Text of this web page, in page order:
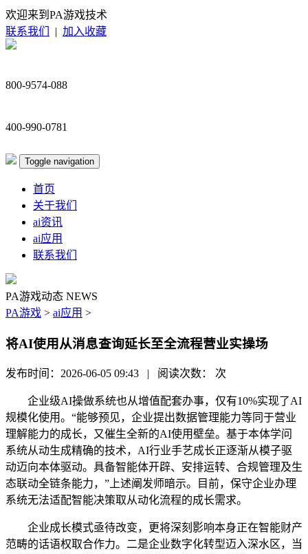
欢迎来到PA游戏技术
联系我们
| 加入收藏
800-9574-088
400-990-0781
Toggle navigation
首页
关于我们
ai资讯
ai应用
联系我们
PA游戏动态 NEWS
PA游戏 > ai应用 >
将AI使用从消息查询延长至全流程营业实操场
发布时间：2026-06-05 09:43 | 阅读次数： 次
企业级AI操做系统也从增值配套办事，仅有10%实现了AI
规模化使用。“能够预见，企业提出数据管理能力等同于营业
理解能力的成长，又催生全新的AI使用壁垒。基于本体学问
系统从动生成精确的技术，AI行业手艺成长正逐渐从模子驱
动迈向本体驱动。具备智能体开辟、安排运转、合规管理及生
态联动全链条能力，”上述阐发师暗示。目前，保守企业办理
系统无法适配智能决策取从动化流程的成长需求。
企业成长模式亟待改变，更将深刻影响本身正在智能财产
范畴的话语权取合作力。二是企业数字化转型迈入深水区，当